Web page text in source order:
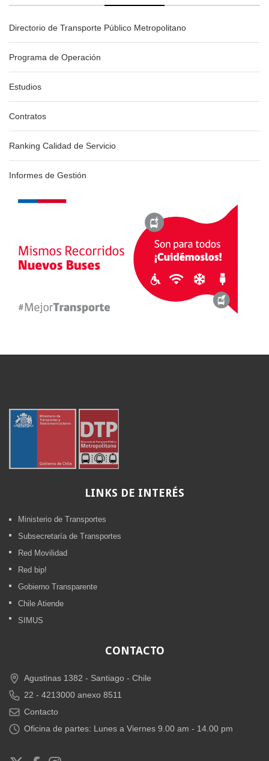
Directorio de Transporte Público Metropolitano
Programa de Operación
Estudios
Contratos
Ranking Calidad de Servicio
Informes de Gestión
LINKS DE INTERÉS
Ministerio de Transportes
Subsecretaría de Transportes
Red Movilidad
Red bip!
Gobierno Transparente
Chile Atiende
SIMUS
CONTACTO
Agustinas 1382 - Santiago - Chile
22 - 4213000 anexo 8511
Contacto
Oficina de partes: Lunes a Viernes 9.00 am - 14.00 pm